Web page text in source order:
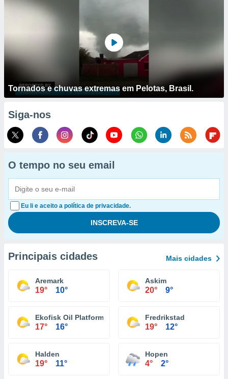
Tornados e chuvas extremas em Pelotas, Brasil.
Siga-nos
O tempo no seu email
Eu li e aceito a política de privacidade.
Principais cidades Mais cidades
Aremark
19° 10°
Askim
20° 9°
Ekofisk Oil Platform
17° 16°
Fredrikstad
19° 12°
Halden
19° 11°
Hopen
4° 2°